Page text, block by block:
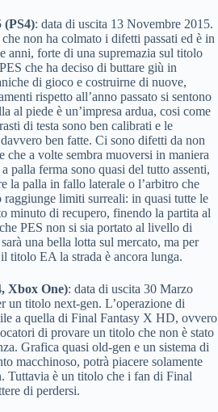
(PS4): data di uscita 13 Novembre 2015.
non ha colmato i difetti passati ed è in
anni, forte di una supremazia sul titolo
che ha deciso di buttare giù in
di gioco e costruirne di nuove,
rispetto all’anno passato si sentono
al piede è un’impresa ardua, cosi come
di testa sono ben calibrati e le
ben fatte. Ci sono difetti da non
che a volte sembra muoversi in maniera
palla ferma sono quasi del tutto assenti,
la palla in fallo laterale o l’arbitro che
raggiunge limiti surreali: in quasi tutte le
minuto di recupero, finendo la partita al
PES non si sia portato al livello di
una bella lotta sul mercato, ma per
titolo EA la strada è ancora lunga.
Xbox One): data di uscita 30 Marzo
un titolo next-gen. L’operazione di
a quella di Final Fantasy X HD, ovvero
di provare un titolo che non è stato
Grafica quasi old-gen e un sistema di
macchinoso, potrà piacere solamente
Tuttavia è un titolo che i fan di Final
di perdersi.